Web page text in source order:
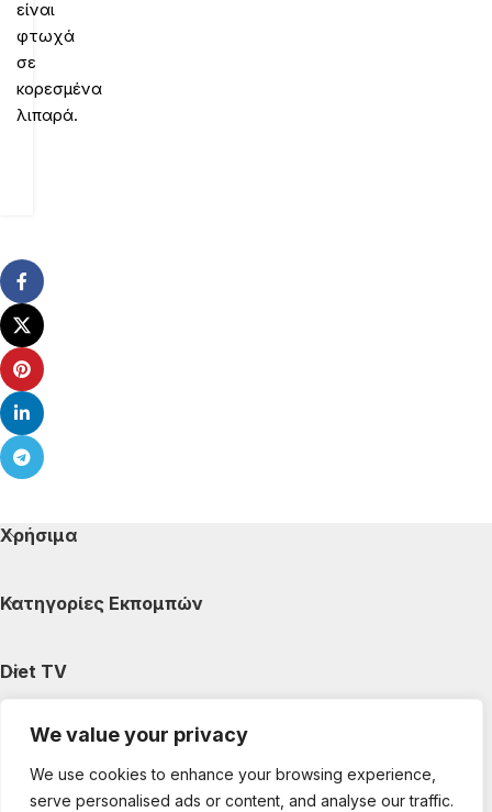
We value your privacy
We use cookies to enhance your browsing experience,
serve personalised ads or content, and analyse our traffic.
είναι
φτωχά
σε
κορεσμένα
λιπαρά.
Χρήσιμα
Κατηγορίες Εκπομπών
Diet TV
Κατηγορίες Άρθρων
Ακολουθήστε μας